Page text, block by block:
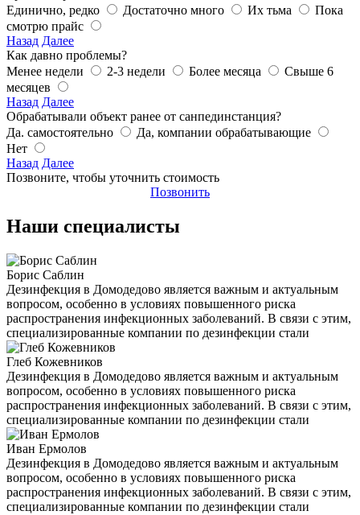
Единично, редко
Достаточно много Их тьма
Пока
смотрю прайс
Назад Далее
Как давно проблемы?
Менее недели
2-3 недели Более месяца
Свыше 6
месяцев
Назад Далее
Обрабатывали объект ранее от санпединстанция?
Да. самостоятельно
Да, компании обрабатывающие
Нет
Назад Далее
Позвоните, чтобы уточнить стоимость
Позвонить
Наши специалисты
Борис Саблин
Дезинфекция в Домодедово является важным и актуальным
вопросом, особенно в условиях повышенного риска
распространения инфекционных заболеваний. В связи с этим,
специализированные компании по дезинфекции стали
Глеб Кожевников
Дезинфекция в Домодедово является важным и актуальным
вопросом, особенно в условиях повышенного риска
распространения инфекционных заболеваний. В связи с этим,
специализированные компании по дезинфекции стали
Иван Ермолов
Дезинфекция в Домодедово является важным и актуальным
вопросом, особенно в условиях повышенного риска
распространения инфекционных заболеваний. В связи с этим,
специализированные компании по дезинфекции стали